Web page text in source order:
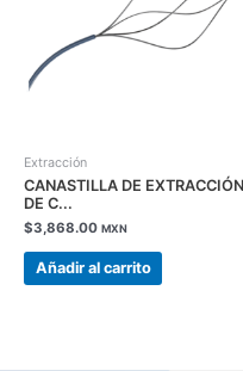
Extracción
CANASTILLA DE EXTRACCIÓN
DE C...
$3,868.00 MXN
Añadir al carrito